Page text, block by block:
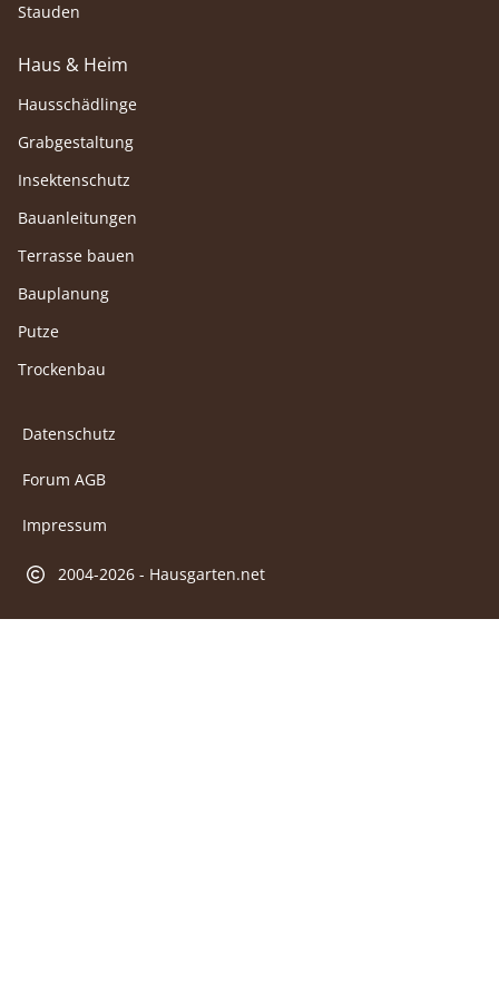
Stauden
Haus & Heim
Hausschädlinge
Grabgestaltung
Insektenschutz
Bauanleitungen
Terrasse bauen
Bauplanung
Putze
Trockenbau
Datenschutz
Forum AGB
Impressum
2004-2026 - Hausgarten.net